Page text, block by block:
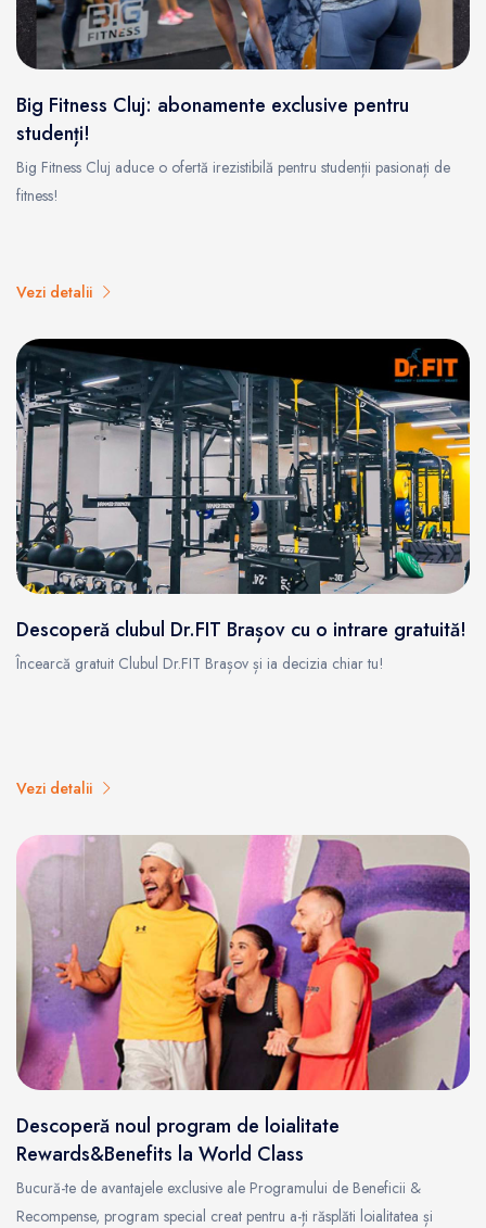
Big Fitness Cluj: abonamente exclusive pentru
studenți!
Big Fitness Cluj aduce o ofertă irezistibilă pentru studenții pasionați de
fitness!
Vezi detalii
Descoperă clubul Dr.FIT Brașov cu o intrare gratuită!
Încearcă gratuit Clubul Dr.FIT Brașov și ia decizia chiar tu!
Vezi detalii
Descoperă noul program de loialitate
Rewards&Benefits la World Class
Bucură-te de avantajele exclusive ale Programului de Beneficii &
Recompense, program special creat pentru a-ți răsplăti loialitatea și